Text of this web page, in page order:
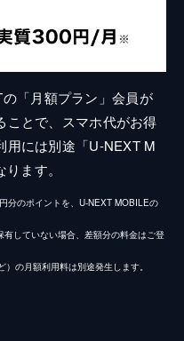
「月額プラン」会員が
ことで、スマホ代がお得
用には別途「U-NEXT M
ます。
分のポイントを、U-NEXT MOBILEの
していない場合、差額分の料金はご登
の月額利用料は別途発生します。